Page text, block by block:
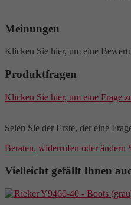
Meinungen
Klicken Sie hier, um eine
Produktfragen
Klicken Sie hier, um eine Frage
Seien Sie der Erste, der eine
Beraten, widerrufen oder ändern
Vielleicht gefällt Ihnen